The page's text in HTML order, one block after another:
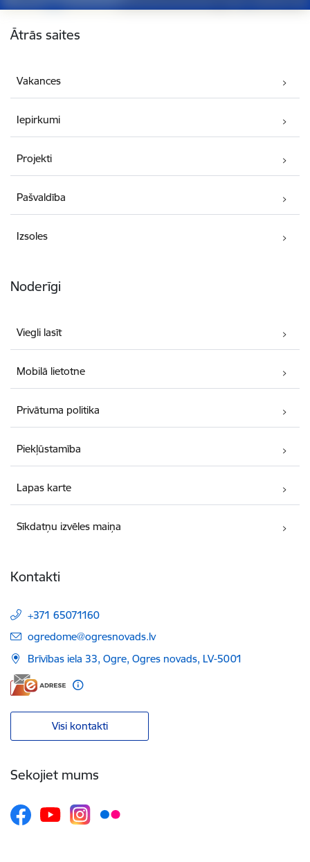
Ātrās saites
Vakances
Iepirkumi
Projekti
Pašvaldība
Izsoles
Noderīgi
Viegli lasīt
Mobilā lietotne
Privātuma politika
Piekļūstamība
Lapas karte
Sīkdatņu izvēles maiņa
Kontakti
+371 65071160
E-pasts:
ogredome@ogresnovads.lv
Brīvības iela 33, Ogre, Ogres novads, LV-5001
Visi kontakti
Sekojiet mums